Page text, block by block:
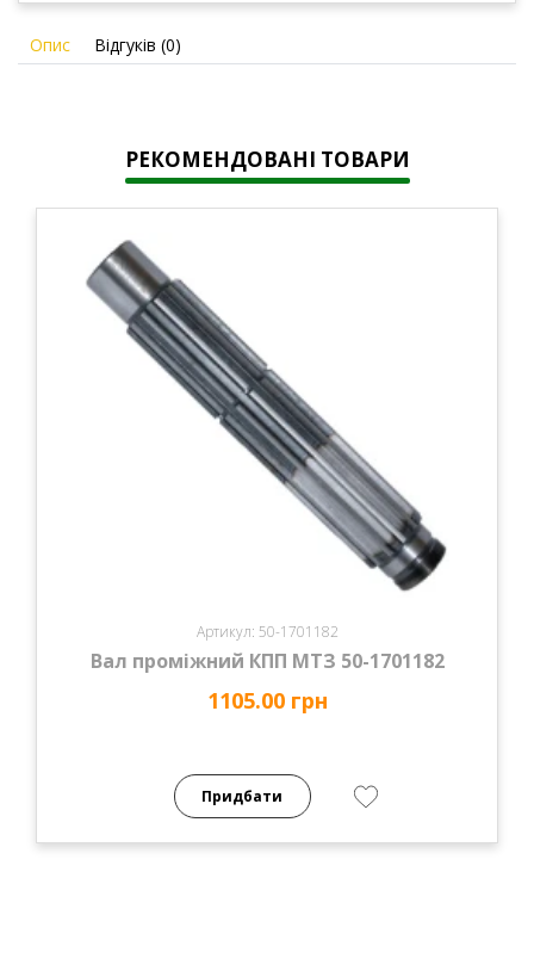
Опис Відгуків (0)
РЕКОМЕНДОВАНІ ТОВАРИ
Артикул: 50-1701182
Вал проміжний КПП МТЗ 50-1701182
1105.00 грн
Придбати